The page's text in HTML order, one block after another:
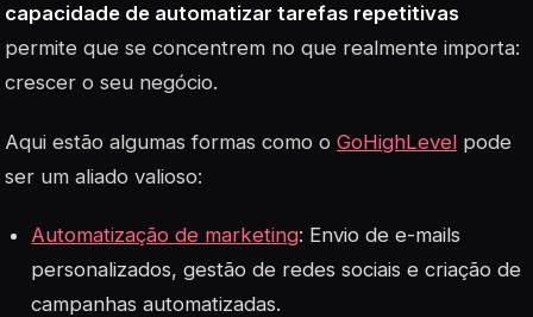
capacidade de automatizar tarefas repetitivas
permite que se concentrem no que realmente importa:
crescer o seu negócio.
Aqui estão algumas formas como o GoHighLevel pode
ser um aliado valioso:
Automatização de marketing: Envio de e-mails
personalizados, gestão de redes sociais e criação de
campanhas automatizadas.